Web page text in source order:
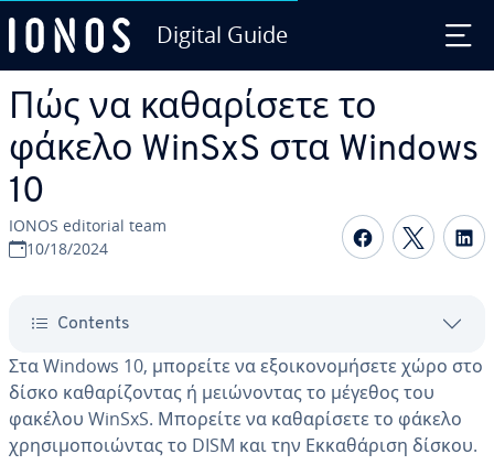
Digital Guide
Πώς να καθαρίσετε το
φάκελο WinSxS στα Windows
10
IONOS editorial team
10/18/2024
Share on
Contents
Στα Windows 10, μπορείτε να εξοικονομήσετε χώρο στο
δίσκο καθαρίζοντας ή μειώνοντας το μέγεθος του
φακέλου WinSxS. Μπορείτε να καθαρίσετε το φάκελο
χρησιμοποιώντας το DISM και την Εκκαθάριση δίσκου.